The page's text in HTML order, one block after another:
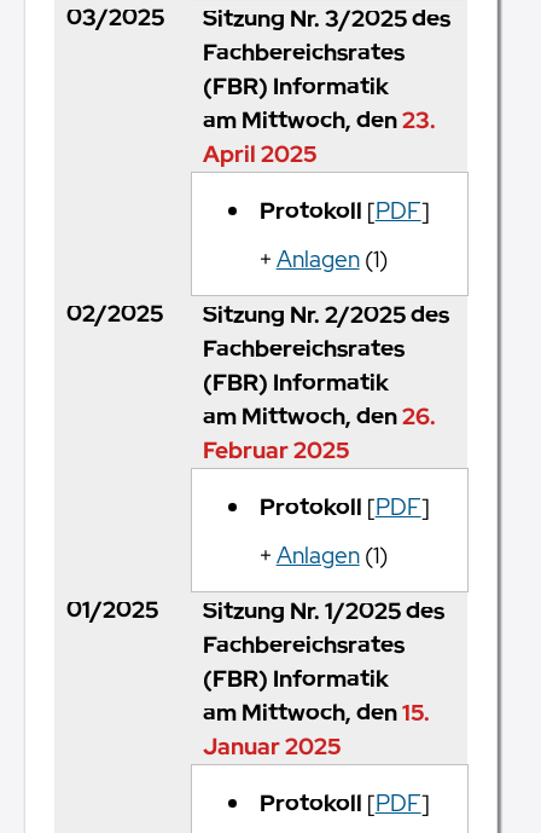
03/2025
Sitzung Nr. 3/2025 des
Fachbereichsrates
(FBR) Informatik
am Mittwoch, den23.
April 2025
Protokoll [PDF]
+Anlagen(1)
02/2025
Sitzung Nr. 2/2025 des
Fachbereichsrates
(FBR) Informatik
am Mittwoch, den26.
Februar 2025
Protokoll [PDF]
+Anlagen(1)
01/2025
Sitzung Nr. 1/2025 des
Fachbereichsrates
(FBR) Informatik
am Mittwoch, den15.
Januar 2025
Protokoll [PDF]